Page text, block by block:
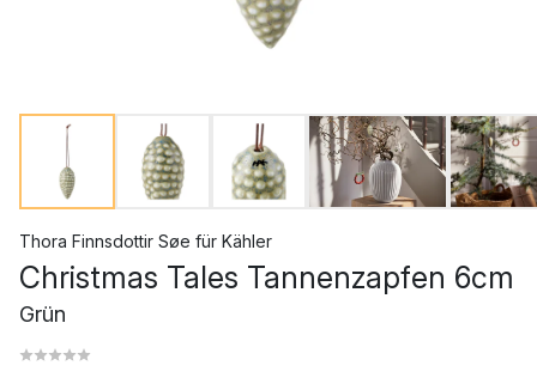
Thora Finnsdottir Søe für Kähler
Christmas Tales Tannenzapfen 6cm
Grün